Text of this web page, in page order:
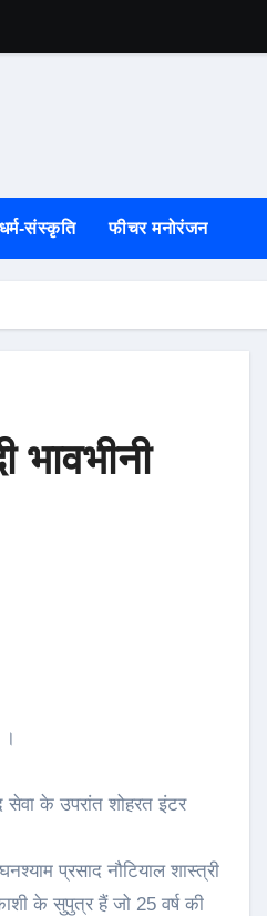
उत्तरकाशी की
धर्म-संस्कृति फीचर मनोरंजन
भावभीनी
सेवा के उपरांत शोहरत इंटर
प्रसाद नौटियाल शास्त्री
के सुपुत्र हैं जो 25 वर्ष की